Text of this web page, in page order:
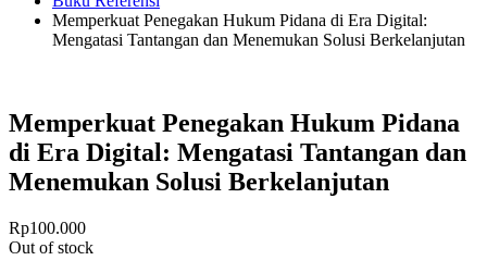
Memperkuat Penegakan Hukum Pidana di Era Digital:
Mengatasi Tantangan dan Menemukan Solusi Berkelanjutan
Memperkuat Penegakan Hukum Pidana
di Era Digital: Mengatasi Tantangan dan
Menemukan Solusi Berkelanjutan
Rp100.000
Out of stock